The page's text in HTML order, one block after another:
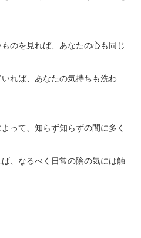
のを見れば、あなたの心も同じ
れば、あなたの気持ちも洗わ
って、知らず知らずの間に多く
、なるべく日常の陰の気には触